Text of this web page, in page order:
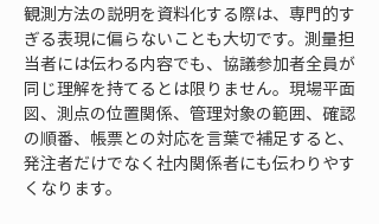
観測方法の説明を資料化する際は、専門的す
ぎる表現に偏らないことも大切です。測量担
当者には伝わる内容でも、協議参加者全員が
同じ理解を持てるとは限りません。現場平面
図、測点の位置関係、管理対象の範囲、確認
の順番、帳票との対応を言葉で補足すると、
発注者だけでなく社内関係者にも伝わりやす
くなります。